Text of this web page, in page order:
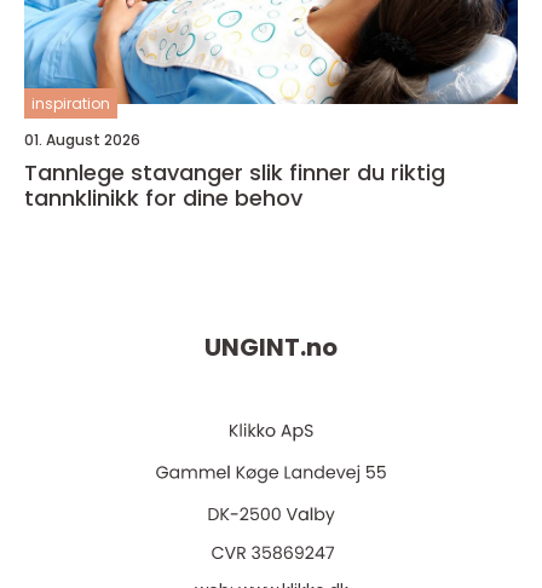
inspiration
01. August 2026
Tannlege stavanger slik finner du riktig
tannklinikk for dine behov
UNGINT.no